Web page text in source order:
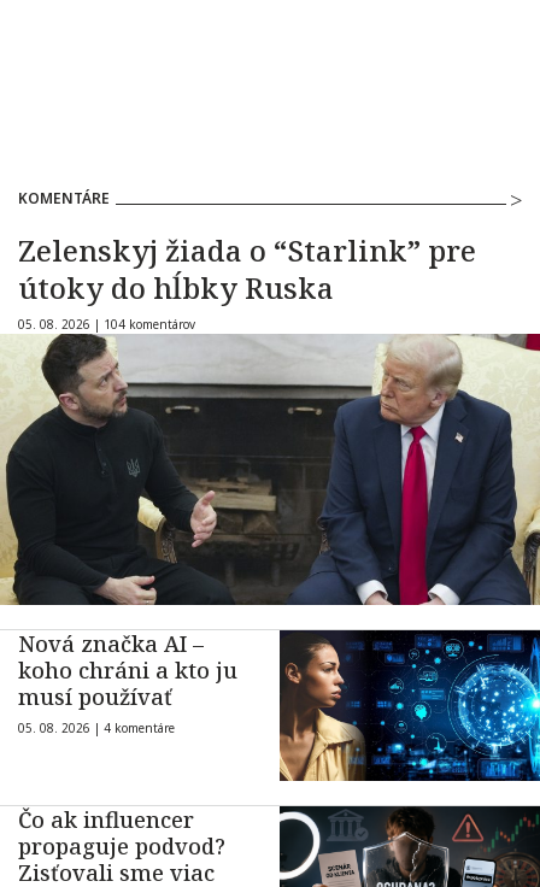
KOMENTÁRE
Zelenskyj žiada o “Starlink” pre
útoky do hĺbky Ruska
05. 08. 2026 | 104 komentárov
Nová značka AI –
koho chráni a kto ju
musí používať
05. 08. 2026 | 4 komentáre
Čo ak influencer
propaguje podvod?
Zisťovali sme viac